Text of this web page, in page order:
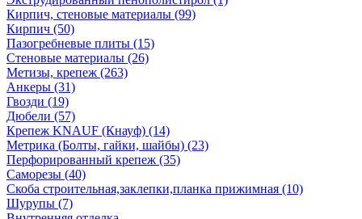
Кирпич, стеновые материалы (99)
Кирпич (50)
Пазогребневые плиты (15)
Стеновые материалы (26)
Метизы, крепеж (263)
Анкеры (31)
Гвозди (19)
Дюбели (57)
Крепеж KNAUF (Кнауф) (14)
Метрика (Болты, гайки, шайбы) (23)
Перфорированный крепеж (35)
Саморезы (40)
Скоба строительная,заклепки,планка прижимная (10)
Шурупы (7)